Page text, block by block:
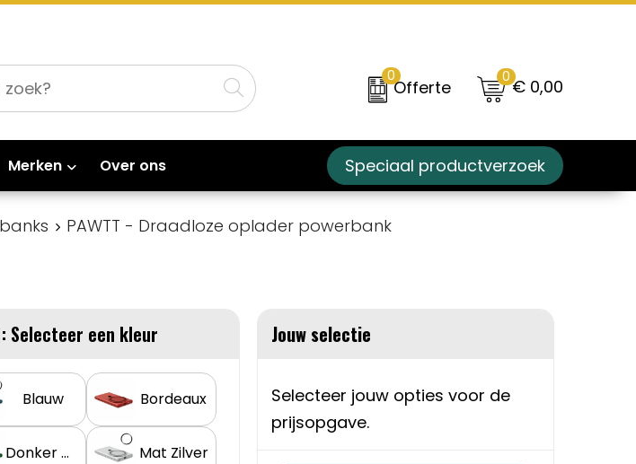
0
Offerte 0€ 0,00
Merken Over ons Speciaal productverzoek
PAWTT - Draadloze oplader powerbank
Selecteer een kleur
Blauw Bordeaux
Donker Marinegroen Mat Zilver
Jouw selectie
Selecteer jouw opties voor de
prijsopgave.